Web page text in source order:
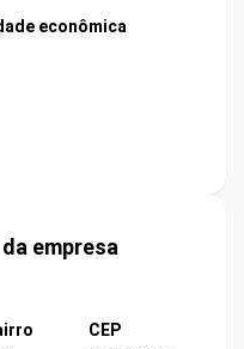
econômica
empresa
CEP